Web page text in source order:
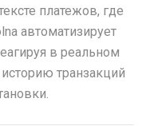
платежов, где
автоматизирует
в реальном
транзакций